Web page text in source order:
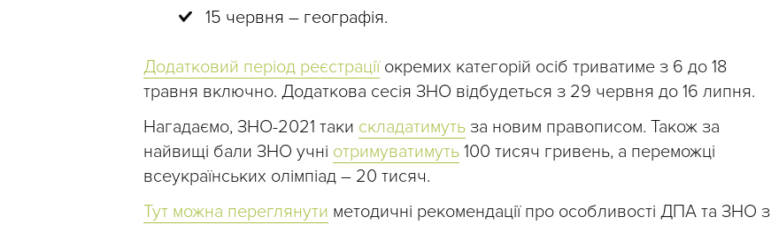
15 червня – географія.
Додатковий період реєстраціїокремих категорій осіб триватиме з 6 до 18
травня включно. Додаткова сесія ЗНО відбудеться з 29 червня до 16 липня.
Нагадаємо, ЗНО-2021 таки складатимуть за новим правописом. Також за
найвищі бали ЗНО учні отримуватимуть 100 тисяч гривень, а переможці
всеукраїнських олімпіад – 20 тисяч.
Тут можна переглянути методичні рекомендації про особливості ДПА та ЗНО з